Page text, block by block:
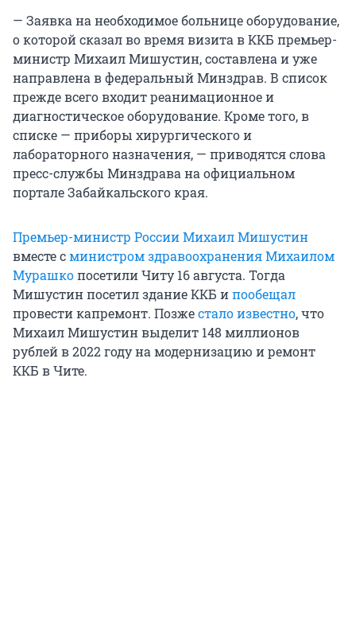
— Заявка на необходимое больнице оборудование,
о которой сказал во время визита в ККБ премьер-
министр Михаил Мишустин, составлена и уже
направлена в федеральный Минздрав. В список
прежде всего входит реанимационное и
диагностическое оборудование. Кроме того, в
списке — приборы хирургического и
лабораторного назначения, — приводятся слова
пресс-службы Минздрава на официальном
портале Забайкальского края.
Премьер-министр России Михаил Мишустин
вместе сминистром здравоохранения Михаилом
Мурашкопосетили Читу 16 августа. Тогда
Мишустин посетил здание ККБ ипообещал
провести капремонт. Позжестало известно, что
Михаил Мишустин выделит 148 миллионов
рублей в 2022 году на модернизацию и ремонт
ККБ в Чите.